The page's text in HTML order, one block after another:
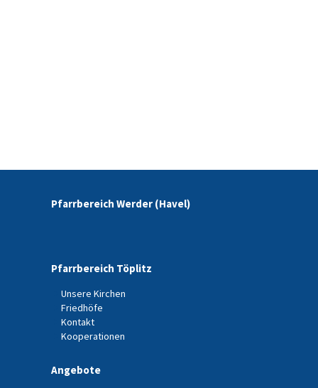
Pfarrbereich Werder (Havel)
Pfarrbereich Töplitz
Unsere Kirchen
Friedhöfe
Kontakt
Kooperationen
Angebote